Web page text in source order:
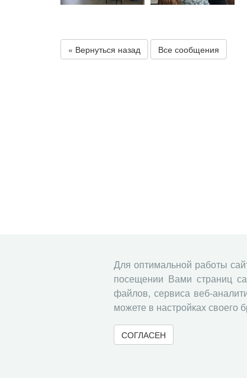
« Вернуться назад Все сообщения
Для оптимальной работы
посещении Вами страниц
файлов, сервиса веб-
можете в настройках своего
СОГЛАСЕН